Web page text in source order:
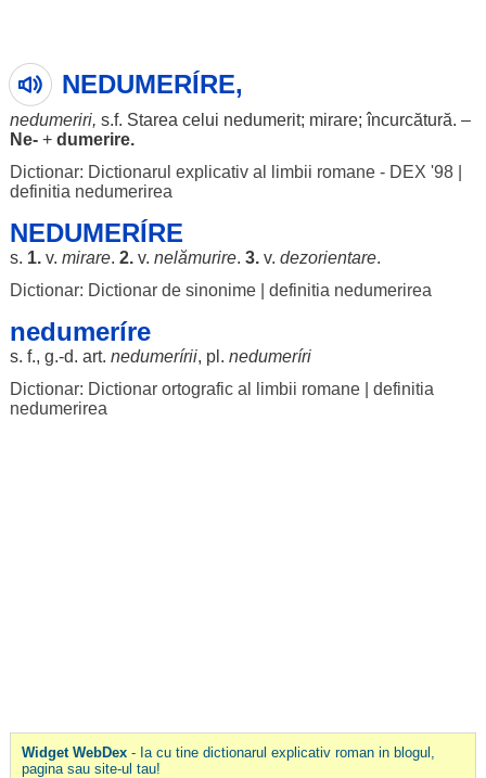
NEDUMERÍRE,
nedumeriri, s.f. Starea celui nedumerit; mirare;încurcătură. –
Ne-+ dumerire.
Dictionar: Dictionarul explicativ al limbii romane - DEX '98|
definitia nedumerirea
NEDUMERÍRE
s. 1.v. mirare. 2.v. nelămurire. 3.v. dezorientare.
Dictionar: Dictionar de sinonime| definitia nedumerirea
nedumeríre
s. f., g.-d. art. nedumerírii, pl. nedumeríri
Dictionar: Dictionar ortografic al limbii romane| definitia
nedumerirea
Widget WebDex- Ia cu tine dictionarul explicativ roman in blogul,
pagina sau site-ul tau!